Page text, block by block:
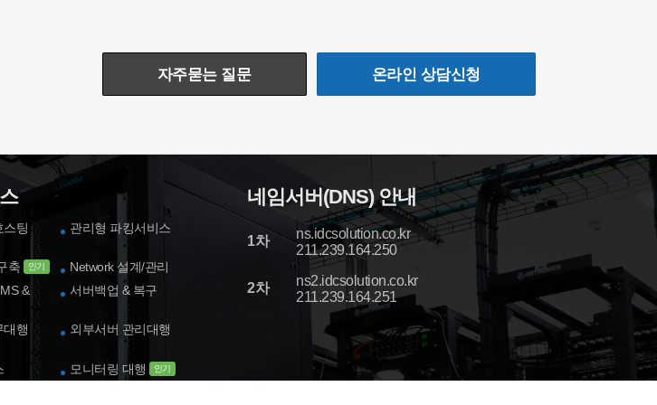
자주묻는 질문 온라인 상담신청
스팅 관리형 파킹서비스
축 인기
Network 설계/관리
&
서버백업 & 복구
대행 외부서버 관리대행
모니터링 대행 인기
네임서버(DNS) 안내
1차
ns.idcsolution.co.kr
211.239.164.250
2차
ns2.idcsolution.co.kr
211.239.164.251